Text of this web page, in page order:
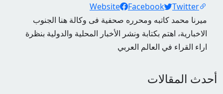
Social Links
Website Facebook
Twitter
ميرنا محمد كاتبه ومحرره صحفية فى وكالة هنا الجنوب
الاخبارية، اهتم بكتابة ونشر الأخبار المحلية والدولية بنظرة
اراء القراء في العالم العربي
أحدث المقالات